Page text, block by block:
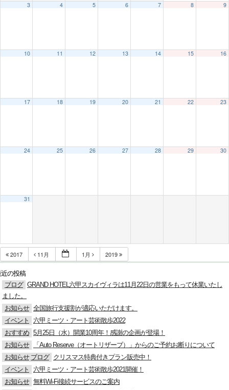
3 4 5 6 7 8 9
10 11 12 13 14 15 16
17 18 19 20 21 22 23
24 25 26 27 28 29 30
31
2017 11月 1月 2019
の投稿
ブログ GRAND HOTEL六甲スカイヴィラは11月22日の営業をもって休業いたし
ました。
お知らせ 全国旅行支援割が適応いただけます。
イベント
六甲ミーツ・アート芸術散歩2022
おすすめ 5月25日（水）開業10周年！感謝の企画が登場！
お知らせ
「Auto Reserve（オートリザーブ）」からのご予約お断りについて
お知らせ ブログ
クリスマス特典付きプラン販売中！
イベント
六甲ミーツ・アート芸術散歩2021開催！
お知らせ 無料Wi-Fi接続サービスのご案内